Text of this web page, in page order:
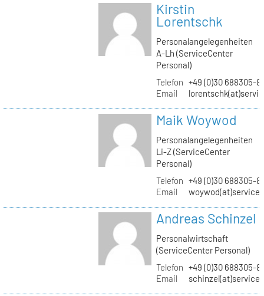
Kirstin
Lorentschk
Personalangelegenheiten
A-Lh (ServiceCenter
Personal)
Telefon +49 (0)30 688305-
Email
Maik Woywod
Personalangelegenheiten
Li-Z (ServiceCenter
Personal)
Telefon +49 (0)30 688305-
Email
Andreas Schinzel
Personalwirtschaft
(ServiceCenter Personal)
Telefon +49 (0)30 688305-
Email